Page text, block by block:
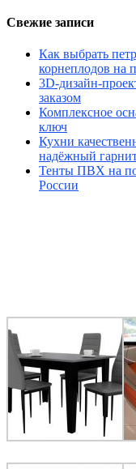
Свежие записи
Как выбрать
корнеплодов на
3D-дизайн-
заказом
Комплексное
ключ
Кухни
надёжный
Тенты ПВХ на
России